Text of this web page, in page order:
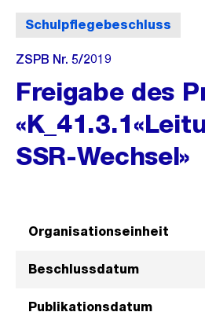
Schulpflegebeschluss
ZSPB Nr. 5/2019
Freigabe des
SSR-Wechsel»
Organisationseinheit
Beschlussdatum
Publikationsdatum